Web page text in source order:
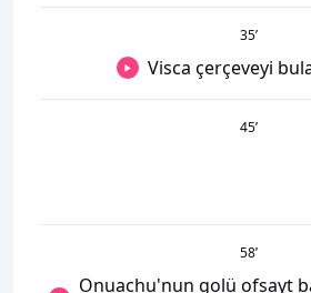
35’
Visca çerçeveyi
45’
58’
Onuachu'nun golü ofsayt